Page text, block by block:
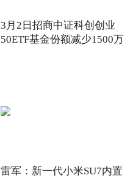
3月2日招商中证科创创业
50ETF基金份额减少1500万
雷军：新一代小米SU7内置